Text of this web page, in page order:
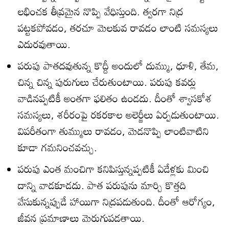
లభించక తీవ్రమైన నొప్పి వేధిస్తుంది. త్వరగా నిద్ర
పట్టకపోవడం, తరచూ మెలకువ రావడం లాంటి సమస్యలు
ఎదురవుతాయి.
పరుపు పాతదవుతున్న కొద్దీ అందులో దుమ్ము, ధూళి, తేమ,
చిన్న చిన్న పురుగులు చేరుతుంటాయి. పరుపు కవర్లు
వాడినప్పటికీ అంతగా ఫలితం ఉండదు. దీంతో శ్వాసకోశ
సమస్యలు, శరీరంపై రకరకాల అలెర్జీలు ఏర్పడుతుంటాయి.
విపరీతంగా తుమ్ములు రావడం, మెడనొప్పి లాంటివాటిని
కూడా గమనించవచ్చు.
పరుపు ఎంత మంచిగా కనిపిస్తున్నప్పటికీ ఏడేళ్లకు మించి
దాన్ని వాడకూడదు. పాత పరుపును మార్చి కొత్తది
వేసుకున్నప్పుడే హాయిగా నిద్రపడుతుంది. దీంతో ఆరోగ్యం,
జీవన ప్రమాణాలు మెరుగుపడతాయి.